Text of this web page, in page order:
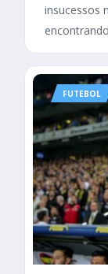
insucessos
FUTEBOL